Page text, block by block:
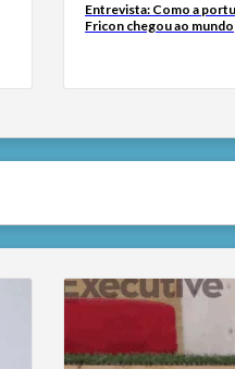
Entrevista: Como a
Fricon chegou ao mundo